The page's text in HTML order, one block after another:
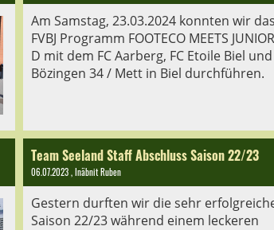
Am Samstag, 23.03.2024 konnten wir das
FVBJ Programm FOOTECO MEETS
D mit dem FC Aarberg, FC Etoile Biel und
Bözingen 34 / Mett in Biel durchführen.
Team Seeland Staff Abschluss Saison 22/23
06.07.2023, Inäbnit Ruben
Gestern durften wir die sehr
Saison 22/23 während einem leckeren